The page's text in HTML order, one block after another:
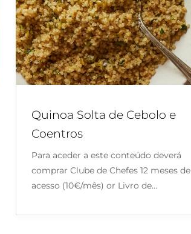
Quinoa Solta de Cebolo e
Coentros
Para aceder a este conteúdo deverá
comprar Clube de Chefes 12 meses de
acesso (10€/mês) or Livro de…